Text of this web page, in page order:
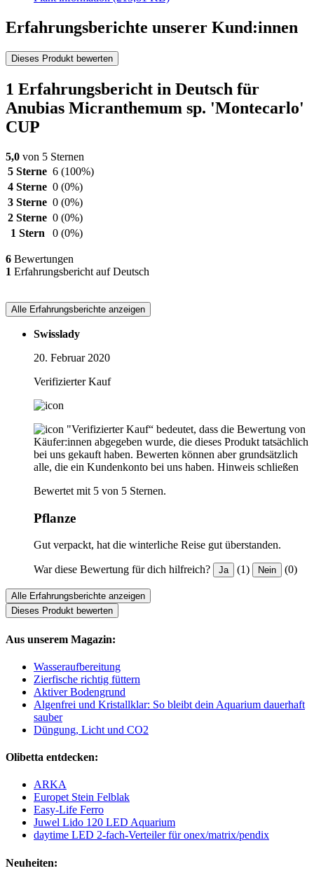
Erfahrungsberichte unserer Kund:innen
Dieses Produkt bewerten
1 Erfahrungsbericht in Deutsch für
Anubias Micranthemum sp. 'Montecarlo'
CUP
5,0 von 5 Sternen
5 Sterne 6 (100%)
4 Sterne 0 (0%)
3 Sterne 0 (0%)
2 Sterne 0 (0%)
1 Stern
0 (0%)
6 Bewertungen
1 Erfahrungsbericht auf Deutsch
Alle Erfahrungsberichte anzeigen
Swisslady
20. Februar 2020
Verifizierter Kauf
"Verifizierter Kauf“ bedeutet, dass die Bewertung von
Käufer:innen abgegeben wurde, die dieses Produkt tatsächlich
bei uns gekauft haben. Bewerten können aber grundsätzlich
alle, die ein Kundenkonto bei uns haben. Hinweis schließen
Bewertet mit 5 von 5 Sternen.
Pflanze
Gut verpackt, hat die winterliche Reise gut überstanden.
War diese Bewertung für dich hilfreich? Ja (1) Nein (0)
Alle Erfahrungsberichte anzeigen
Dieses Produkt bewerten
Aus unserem Magazin:
Wasseraufbereitung
Zierfische richtig füttern
Aktiver Bodengrund
Algenfrei und Kristallklar: So bleibt dein Aquarium dauerhaft
sauber
Düngung, Licht und CO2
Olibetta entdecken:
ARKA
Europet Stein Felblak
Easy-Life Ferro
Juwel Lido 120 LED Aquarium
daytime LED 2-fach-Verteiler für onex/matrix/pendix
Neuheiten: